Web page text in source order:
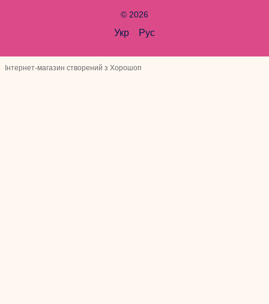
© 2026
Укр Рус
Інтернет-магазин створений з Хорошоп